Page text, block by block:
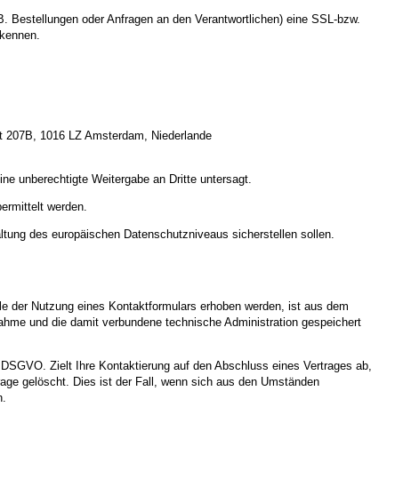
oder Anfragen an den Verantwortlichen) eine SSL-bzw.
1016 LZ Amsterdam, Niederlande
unberechtigte Weitergabe an Dritte untersagt.
werden.
des europäischen Datenschutzniveaus sicherstellen sollen.
der Nutzung eines Kontaktformulars erhoben werden, ist aus dem
und die damit verbundene technische Administration gespeichert
Zielt Ihre Kontaktierung auf den Abschluss eines Vertrages ab,
gelöscht. Dies ist der Fall, wenn sich aus den Umständen